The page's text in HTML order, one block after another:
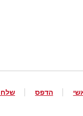
הדפס